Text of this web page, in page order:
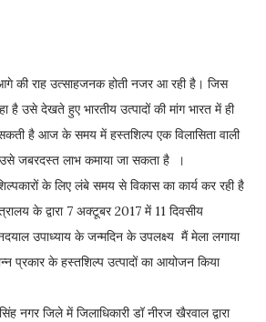
की राह उत्साहजनक होती नजर आ रही है। जिस
है उसे देखते हुए भारतीय उत्पादों की मांग भारत में ही
सकती है आज के समय में हस्तशिल्प एक विलासिता वाली
जबरदस्त लाभ कमाया जा सकता है ।
के लिए लंबे समय से विकास का कार्य कर रही है
के द्वारा 7 अक्टूबर 2017 में 11 दिवसीय
उपाध्याय के जन्मदिन के उपलक्ष्य मैं मेला लगाया
प्रकार के हस्तशिल्प उत्पादों का आयोजन किया
नगर जिले में जिलाधिकारी डॉ नीरज खैरवाल द्वारा